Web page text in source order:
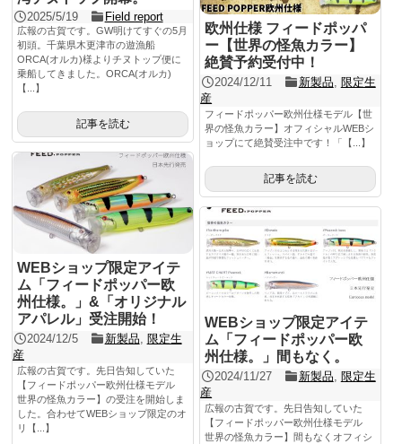
2025/5/19 Field report
広報の古賀です。GW明けてすぐの5月
初頭。千葉県木更津市の遊漁船
ORCA(オルカ)様よりチヌトップ便に
乗船してきました。ORCA(オルカ)
【...】
記事を読む
欧州仕様 フィードポッパ
ー【世界の怪魚カラー】
絶賛予約受付中！
2024/12/11 新製品, 限定生
産
フィードポッパー欧州仕様モデル【世
界の怪魚カラー】オフィシャルWEBシ
ョップにて絶賛受注中です！「【...】
記事を読む
WEBショップ限定アイテ
ム「フィードポッパー欧
州仕様。」&「オリジナル
アパレル」受注開始！
2024/12/5 新製品, 限定生
産
広報の古賀です。先日告知していた
【フィードポッパー欧州仕様モデル
世界の怪魚カラー】の受注を開始しま
した。合わせてWEBショップ限定のオ
リ【...】
WEBショップ限定アイテ
ム「フィードポッパー欧
州仕様。」間もなく。
2024/11/27 新製品, 限定生
産
広報の古賀です。先日告知していた
【フィードポッパー欧州仕様モデル
世界の怪魚カラー】間もなくオフィシ